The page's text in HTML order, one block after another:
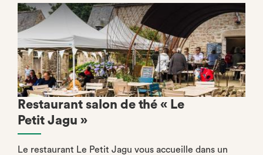
Restaurant salon de thé « Le
Petit Jagu »
Le restaurant Le Petit Jagu vous accueille dans un